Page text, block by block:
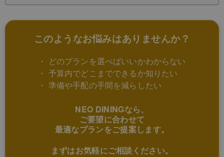
このようなお悩みはありませんか？
・ どのプランを選べばいいかわからない
・ 予算内でどこまでできるか知りたい
・ 準備や手配の手間を減らしたい
NEO DININGなら、
ご要望に合わせて
最適なプランをご提案します。
まずはお気軽にご相談ください。